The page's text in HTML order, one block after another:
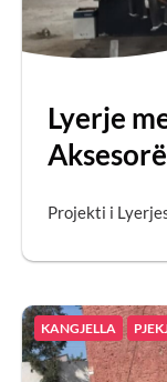
Lyerje
Projekti i
KANGJELLA